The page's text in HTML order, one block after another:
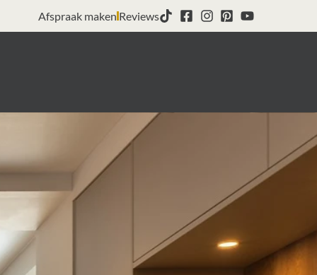
Afspraak maken Reviews